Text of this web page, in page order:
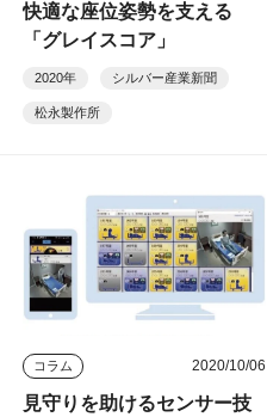
快適な座位姿勢を支える
「グレイスコア」
2020年 シルバー産業新聞
松永製作所
コラム 2020/10/06
見守りを助けるセンサー技